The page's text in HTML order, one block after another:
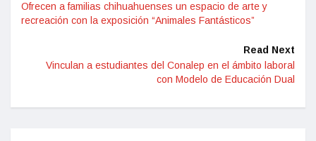
Ofrecen a familias chihuahuenses un espacio de arte y
recreación con la exposición “Animales Fantásticos”
Read Next
Vinculan a estudiantes del Conalep en el ámbito laboral
con Modelo de Educación Dual